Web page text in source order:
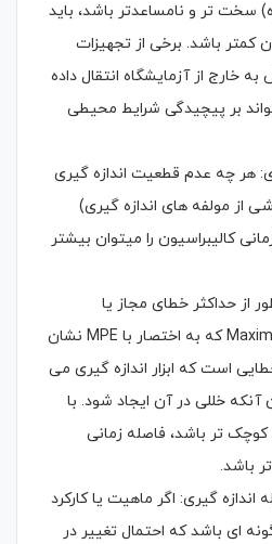
سخت تر و نامساعدتر باشد، باید
کمتر باشد. برخی از تجهیزات
خارج از آزمایشگاه انتقال داده
بر پیچیدگی شرایط محیطی
هر چه عدم قطعیت اندازه گیری
از مولفه های اندازه گیری)
کالیبراسیون را میتوان بیشتر
از حداکثر خطای مجاز یا
Maximum Permissible Error که به اختصار با MPE نشان
است که ابزار اندازه گیری می
آنکه خللی در آن ایجاد شود. با
این تعریف هر چه MPE کوچک تر باشد، فاصله زمانی
باشد.
اندازه گیری: اگر ماهیت یا کارکرد
ای باشد که احتمال تغییر در